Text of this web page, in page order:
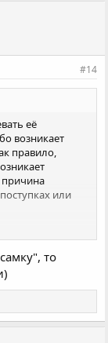
#14
её
возникает
правило,
причина
или
уважение,
иной
то